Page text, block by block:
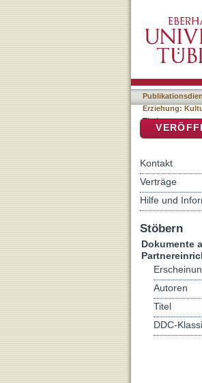
Kultur -
Erziehung:
Titel
Kontakt
Verträge
Hilfe und
Stöbern
Dokumente
Autoren
Titel
DDC-